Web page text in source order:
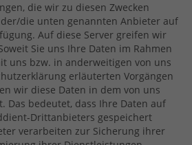
die wir zu diesen Zwecken
die unten genannten Anbieter auf
Auf diese Server greifen wir
Sie uns Ihre Daten im Rahmen
uns bzw. in anderweitigen von uns
erläuterten Vorgängen
wir diese Daten in dem von uns
Das bedeutet, dass Ihre Daten auf
Drittanbieters gespeichert
verarbeiten zur Sicherung ihrer